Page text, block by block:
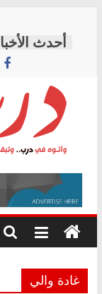
content
درب
وأتوه
درب..
وتبقى
هي
غادة والي